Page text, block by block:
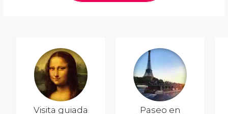
Visita guiada
Paseo en